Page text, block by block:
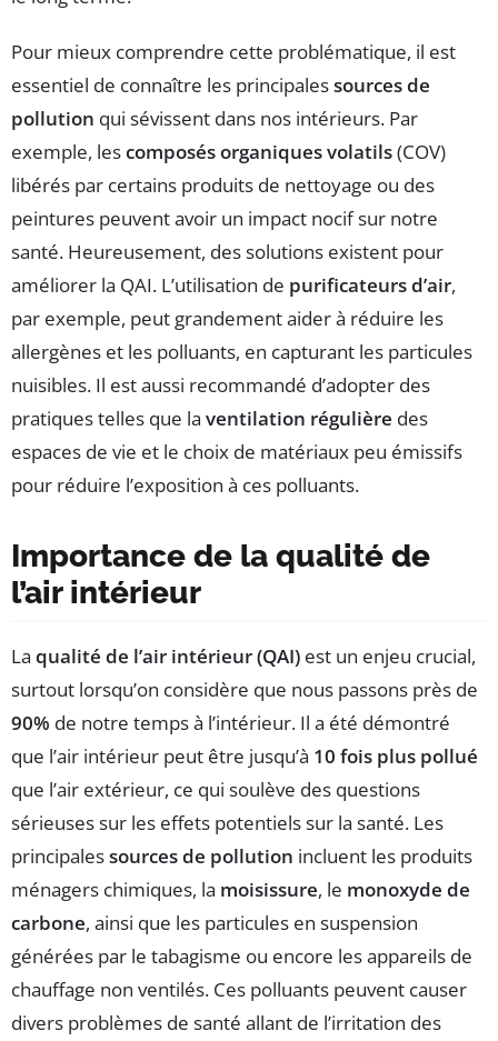
Pour mieux comprendre cette problématique, il est
essentiel de connaître les principalessources de
pollution qui sévissent dans nos intérieurs. Par
exemple, lescomposés organiques volatils(COV)
libérés par certains produits de nettoyage ou des
peintures peuvent avoir un impact nocif sur notre
santé. Heureusement, des solutions existent pour
améliorer la QAI. L’utilisation de purificateurs d’air,
par exemple, peut grandement aider à réduire les
allergènes et les polluants, en capturant les particules
nuisibles. Il est aussi recommandé d’adopter des
pratiques telles que la ventilation régulière des
espaces de vie et le choix de matériaux peu émissifs
pour réduire l’exposition à ces polluants.
Importance de la qualité de
l’air intérieur
La qualité de l’air intérieur (QAI) est un enjeu crucial,
surtout lorsqu’on considère que nous passons près de
90% de notre temps à l’intérieur. Il a été démontré
que l’air intérieur peut être jusqu’à 10 fois plus pollué
que l’air extérieur, ce qui soulève des questions
sérieuses sur les effets potentiels sur la santé. Les
principalessources de pollution incluent les produits
ménagers chimiques, la moisissure, le monoxyde de
carbone, ainsi que les particules en suspension
générées par le tabagisme ou encore les appareils de
chauffage non ventilés. Ces polluants peuvent causer
divers problèmes de santé allant de l’irritation des